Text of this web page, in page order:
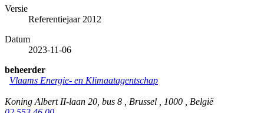
Versie
Referentiejaar 2012
Datum
2023-11-06
beheerder
Vlaams Energie- en Klimaatagentschap
Koning Albert II-laan 20, bus 8 , Brussel , 1000 , België